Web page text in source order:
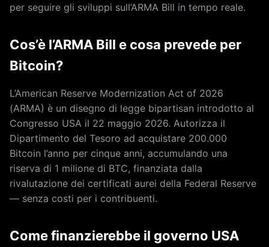
per seguire gli sviluppi sull’ARMA Bill in tempo reale.
Cos’è l’ARMA Bill e cosa prevede per
Bitcoin?
L’American Reserve Modernization Act of 2026
(ARMA) è un disegno di legge bipartisan introdotto al
Congresso USA il 22 maggio 2026. Autorizza il
Dipartimento del Tesoro ad acquistare 200.000
Bitcoin l’anno per cinque anni, accumulando una
riserva di 1 milione di BTC, finanziata dalla
rivalutazione dei certificati aurei della Federal Reserve
— senza costi per i contribuenti.
Come finanzierebbe il governo USA